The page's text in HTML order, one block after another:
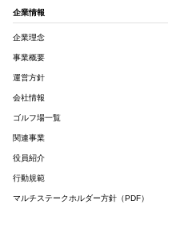
企業情報
企業理念
事業概要
運営方針
会社情報
ゴルフ場一覧
関連事業
役員紹介
行動規範
マルチステークホルダー方針（PDF）